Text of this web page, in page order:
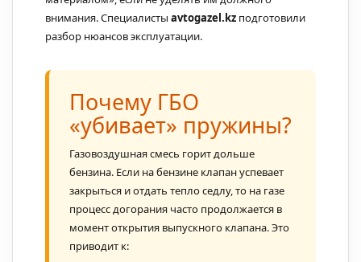
внимания. Специалисты avtogazel.kz подготовили
разбор нюансов эксплуатации.
Почему ГБО
«убивает» пружины?
Газовоздушная смесь горит дольше
бензина. Если на бензине клапан успевает
закрыться и отдать тепло седлу, то на газе
процесс догорания часто продолжается в
момент открытия выпускного клапана. Это
приводит к: